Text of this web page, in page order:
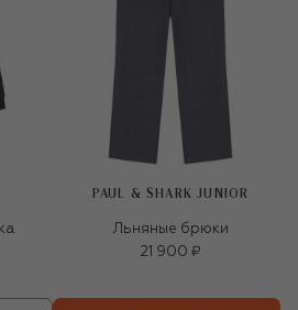
PAUL & SHARK JUNIOR
Льняные брюки
21 900 ₽